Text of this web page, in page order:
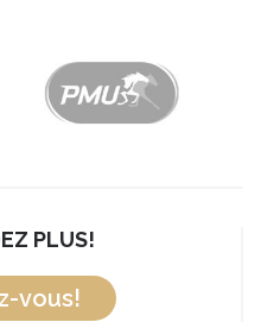
PLUS!
vous!